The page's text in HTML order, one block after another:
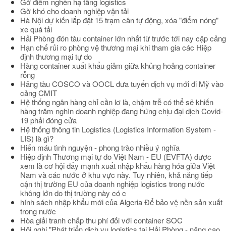
Gỡ khó cho doanh nghiệp vận tải
Hà Nội dự kiến lắp đặt 15 trạm cân tự động, xóa "điểm nóng"
xe quá tải
Hải Phòng đón tàu container lớn nhất từ trước tới nay cập cảng
Hạn chế rủi ro phòng vệ thương mại khi tham gia các Hiệp
định thương mại tự do
Hàng container xuất khẩu giảm giữa khủng hoảng container
rỗng
Hãng tàu COSCO và OOCL đưa tuyến dịch vụ mới đi Mỹ vào
cảng CMIT
Hệ thống ngân hàng chỉ cần lơ là, chậm trễ có thể sẽ khiến
hàng trăm nghìn doanh nghiệp đang hứng chịu đại dịch Covid-
19 phải đóng cửa
Hệ thống thông tin Logistics (Logistics Information System -
LIS) là gì?
Hiến máu tình nguyện - phong trào nhiều ý nghĩa
Hiệp định Thương mại tự do Việt Nam - EU (EVFTA) được
xem là cơ hội đẩy mạnh xuất nhập khẩu hàng hóa giữa Việt
Nam và các nước ở khu vực này. Tuy nhiên, khả năng tiếp
cận thị trường EU của doanh nghiệp logistics trong nước
không lớn do thị trường này có c
hính sách nhập khẩu mới của Algeria Để bảo vệ nền sản xuất
trong nước
Hòa giải tranh chấp thu phí đối với container SOC